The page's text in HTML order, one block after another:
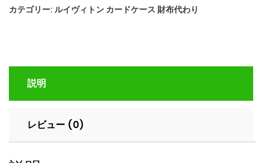
ヴ
ュ
ル
ポ
カテゴリー: ルイヴィトン カードケース 財布代わり
説明
レビュー (0)